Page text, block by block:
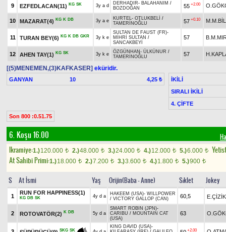
9 EZFEDLACAN(11) KG SK 3y a d DERHADIR- BALAHANIM /
BOZDOĞAN
55 +2.00
10 MAZARAT(4) KG K DB 3y a e KURTEL- OTLUKBELİ /
TAMERİNOĞLU
57 +0.10
11 TURAN BEY(6) KG K DB GKR 3y k e
SULTAN DE FAUST (FR)-
MİHRİ SULTAN /
SANCAKBEYİ
57
12 AHEN TAY(1) KG SK 3y k e ÖZGÜNHAN - ÜLKÜNUR /
TAMERİNOĞLU
57
[(5)MENEMEN,(3)KAFKASER] eküridir.
GANYAN 10 4,25 ₺
İKİLİ
SIRALI İKİLİ
4. ÇİFTE
Son 800 :0.51.75
6. Koşu 16.00
Ikramiye:1.)120.000 t 2.)48.000 t 3.)24.000 t 4.)12.000 t 5.)6.000 t
At Sahibi Primi:1.)18.000 t 2.)7.200 t 3.)3.600 t 4.)1.800 t 5.)900 t
S At İsmi Yaş Orijin(Baba - Anne) Sıklet Jokey
1
RUN FOR HAPPINESS(1)
KG DB SK 4y d a HAKEEM (USA)- WILLPOWER
/ VICTORY GALLOP (CAN) 60,5 E.ÇİZİK
2 ROTOVATÖR(2) K DB 5y d a
SMART ROBIN (JPN)-
CARIBU / MOUNTAIN CAT
(USA)
63
SKG SK
KING DAVID (USA)-
+2.00